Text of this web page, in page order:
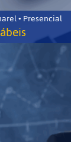
• Presencial